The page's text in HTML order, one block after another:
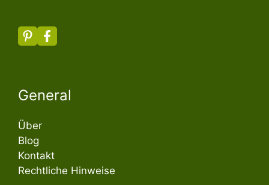
General
Über
Blog
Kontakt
Rechtliche Hinweise